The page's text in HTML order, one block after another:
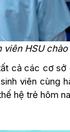
viên HSU
cả các cơ
viên cùng
hệ trẻ hôm